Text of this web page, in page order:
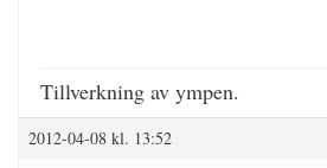
Tillverkning av ympen.
2012-04-08 kl. 13:52